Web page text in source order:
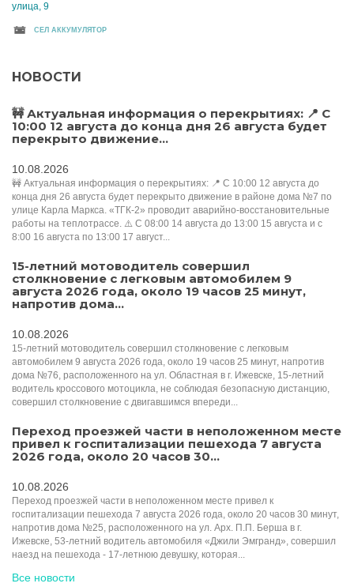
улица, 9
CЕЛ АККУМУЛЯТОР
НОВОСТИ
🚧 Актуальная информация о перекрытиях: 📍 С
10:00 12 августа до конца дня 26 августа будет
перекрыто движение...
10.08.2026
🚧 Актуальная информация о перекрытиях: 📍 С 10:00 12 августа до
конца дня 26 августа будет перекрыто движение в районе дома №7 по
улице Карла Маркса. «ТГК-2» проводит аварийно-восстановительные
работы на теплотрассе. ⚠️ С 08:00 14 августа до 13:00 15 августа и с
8:00 16 августа по 13:00 17 август...
15-летний мотоводитель совершил
столкновение с легковым автомобилем 9
августа 2026 года, около 19 часов 25 минут,
напротив дома...
10.08.2026
15-летний мотоводитель совершил столкновение с легковым
автомобилем 9 августа 2026 года, около 19 часов 25 минут, напротив
дома №76, расположенного на ул. Областная в г. Ижевске, 15-летний
водитель кроссового мотоцикла, не соблюдая безопасную дистанцию,
совершил столкновение с двигавшимся впереди...
Переход проезжей части в неположенном месте
привел к госпитализации пешехода 7 августа
2026 года, около 20 часов 30...
10.08.2026
Переход проезжей части в неположенном месте привел к
госпитализации пешехода 7 августа 2026 года, около 20 часов 30 минут,
напротив дома №25, расположенного на ул. Арх. П.П. Берша в г.
Ижевске, 53-летний водитель автомобиля «Джили Эмгранд», совершил
наезд на пешехода - 17-летнюю девушку, которая...
Все новости